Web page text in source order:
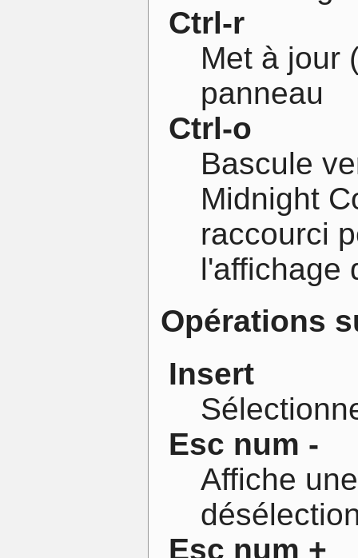
Ctrl-r
Met à jour
panneau
Ctrl-o
Bascule
Midnight
raccourci
l'affichage
Opérations
Insert
Esc num -
Affiche
Esc num +